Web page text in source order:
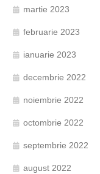
martie 2023
februarie 2023
ianuarie 2023
decembrie 2022
noiembrie 2022
octombrie 2022
septembrie 2022
august 2022